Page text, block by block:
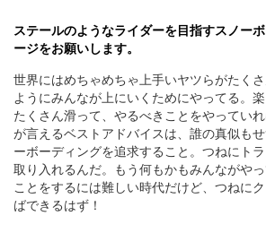
ステールのようなライダーを目指すスノー
ージをお願いします。
世界にはめちゃめちゃ上手いヤツらがたく
ようにみんなが上にいくためにやってる。
たくさん滑って、やるべきことをやってい
が言えるベストアドバイスは、誰の真似も
ーボーディングを追求すること。つねにト
取り入れるんだ。もう何もかもみんながや
ことをするには難しい時代だけど、つねに
ばできるはず！